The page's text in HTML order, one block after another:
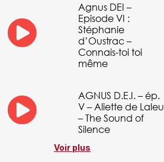
Agnus DEI –
Episode VI :
Stéphanie
d’Oustrac –
Connais-toi toi
même
AGNUS D.E.I. – ép.
V – Aliette de Laleu
– The Sound of
Silence
Voir plus